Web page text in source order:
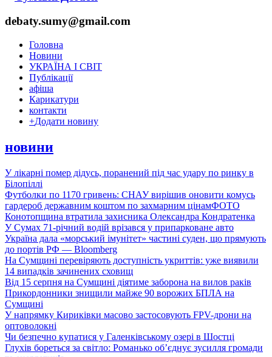
debaty.sumy@gmail.com
Головна
Новини
УКРАЇНА І СВІТ
Публікації
афіша
Карикатури
контакти
+Додати новину
новини
У лікарні помер дідусь, поранений під час удару по ринку в
Білопіллі
Футболки по 1170 гривень: СНАУ вирішив оновити комусь
гардероб державним коштом по захмарним цінамФОТО
Конотопщина втратила захисника Олександра Кондратенка
У Сумах 71-річний водій врізався у припарковане авто
Україна дала «морський імунітет» частині суден, що прямують
до портів РФ — Bloomberg
На Сумщині перевіряють доступність укриттів: уже виявили
14 випадків зачинених сховищ
Від 15 серпня на Сумщині діятиме заборона на вилов раків
Прикордонники знищили майже 90 ворожих БПЛА на
Сумщині
У напрямку Кириківки масово застосовують FPV-дрони на
оптоволокні
Чи безпечно купатися у Галенківському озері в Шостці
Глухів бореться за світло: Романько об’єднує зусилля громади